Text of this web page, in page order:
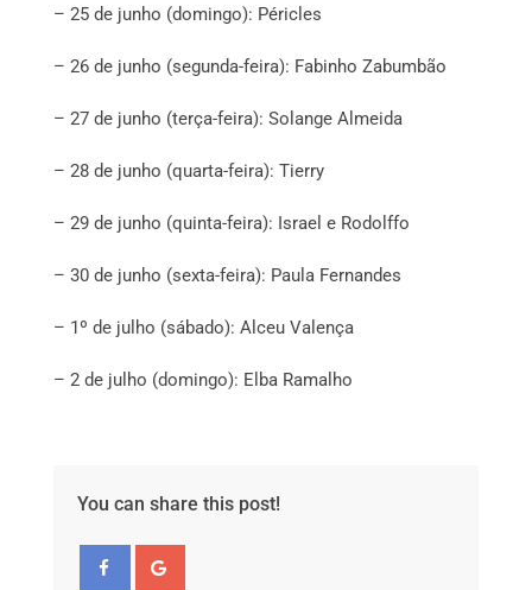
– 25 de junho (domingo): Péricles
– 26 de junho (segunda-feira): Fabinho Zabumbão
– 27 de junho (terça-feira): Solange Almeida
– 28 de junho (quarta-feira): Tierry
– 29 de junho (quinta-feira): Israel e Rodolffo
– 30 de junho (sexta-feira): Paula Fernandes
– 1º de julho (sábado): Alceu Valença
– 2 de julho (domingo): Elba Ramalho
You can share this post!